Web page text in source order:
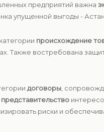
предприятий важна
упущенной выгоды -
происхождение
Также востребована
договоры ,
представительство
риски и